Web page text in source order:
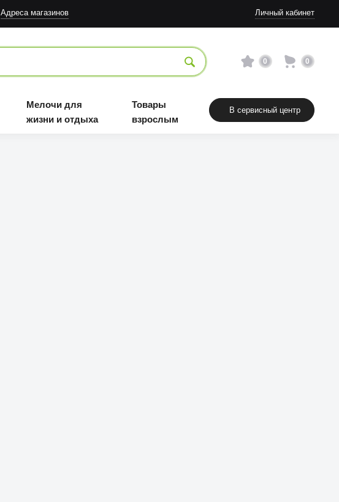
Адреса магазинов Личный кабинет
0 0
Мелочи для
жизни и отдыха
Товары
взрослым
В сервисный центр